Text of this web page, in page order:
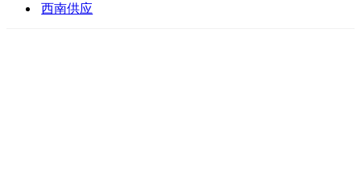
西南供应